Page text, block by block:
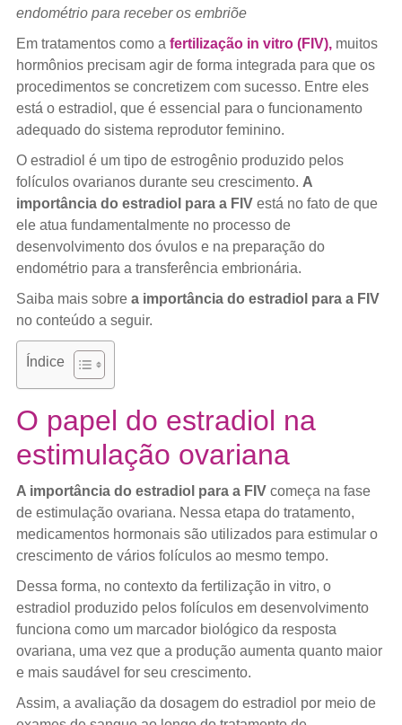
endométrio para receber os embriõe
Em tratamentos como a fertilização in vitro (FIV),muitos
hormônios precisam agir de forma integrada para que os
procedimentos se concretizem com sucesso. Entre eles
está o estradiol, que é essencial para o funcionamento
adequado do sistema reprodutor feminino.
O estradiol é um tipo de estrogênio produzido pelos
folículos ovarianos durante seu crescimento. A
importância do estradiol para a FIVestá no fato de que
ele atua fundamentalmente no processo de
desenvolvimento dos óvulos e na preparação do
endométrio para a transferência embrionária.
Saiba mais sobre a importância do estradiol para a FIV
no conteúdo a seguir.
Índice
O papel do estradiol na
estimulação ovariana
A importância do estradiol para a FIVcomeça na fase
de estimulação ovariana. Nessa etapa do tratamento,
medicamentos hormonais são utilizados para estimular o
crescimento de vários folículos ao mesmo tempo.
Dessa forma, no contexto da fertilização in vitro, o
estradiol produzido pelos folículos em desenvolvimento
funciona como um marcador biológico da resposta
ovariana, uma vez que a produção aumenta quanto maior
e mais saudável for seu crescimento.
Assim, a avaliação da dosagem do estradiol por meio de